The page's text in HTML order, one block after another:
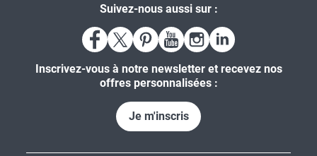
Suivez-nous aussi sur :
Inscrivez-vous à notre newsletter et recevez nos
offres personnalisées :
Je m'inscris